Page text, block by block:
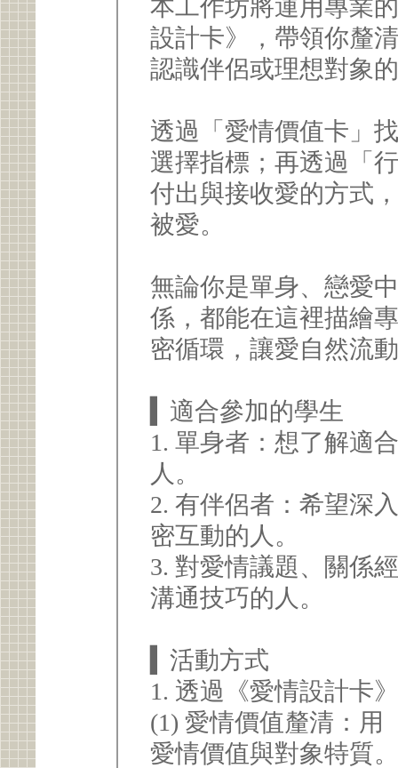
本工作坊將運用專業
設計卡》，帶領你釐
認識伴侶或理想對象
透過「愛情價值卡」
選擇指標；再透過「
付出與接收愛的方式
被愛。
無論你是單身、戀愛
係，都能在這裡描繪
密循環，讓愛自然流
▍適合參加的學生
1. 單身者：想了解適
人。
2. 有伴侶者：希望深
密互動的人。
3. 對愛情議題、關係
溝通技巧的人。
▍活動方式
1. 透過《愛情設計卡
(1) 愛情價值釐清：用
愛情價值與對象特質